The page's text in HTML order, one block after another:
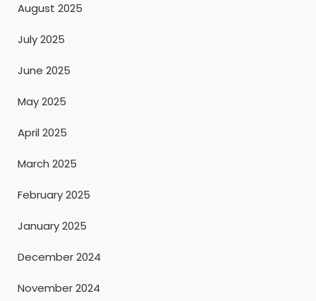
August 2025
July 2025
June 2025
May 2025
April 2025
March 2025
February 2025
January 2025
December 2024
November 2024